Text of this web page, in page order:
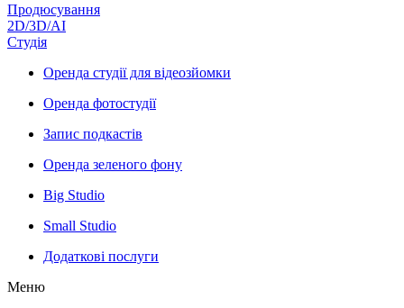
Продюсування
2D/3D/AI
Студія
Оренда студії для відеозйомки
Оренда фотостудії
Запис подкастів
Оренда зеленого фону
Big Studio
Small Studio
Додаткові послуги
Меню